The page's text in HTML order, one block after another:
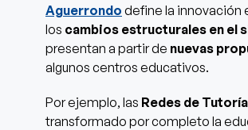
Aguerrondo define la innovación
los cambios estructurales en el
presentan a partir de nuevas
algunos centros educativos.
Por ejemplo, las Redes de Tutoría
transformado por completo la